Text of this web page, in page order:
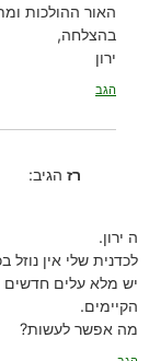
האור ההולכות
בהצלחה,
ירון
הגב
רז הגיב:
ה ירון.
לכדנית שלי אין נוזל
יש מלא עלים חדשים
הקיימים.
מה אפשר לעשות?